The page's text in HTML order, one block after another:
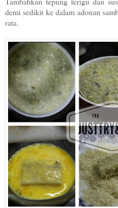
demi sedikit ke dalam adonan
rata.